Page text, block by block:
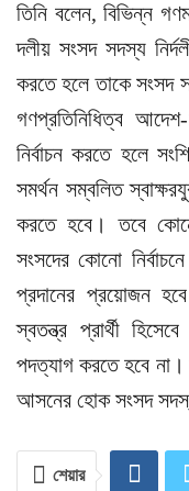
তিনি বলেন, বিভিন্ন
দলীয় সংসদ সদস্য
করতে হলে তাকে সংসদ
গণপ্রতিনিধিত্ব
নির্বাচন করতে হলে
সমর্থন সম্বলিত
করতে হবে। তবে
সংসদের কোনো
প্রদানের প্রয়োজন
স্বতন্ত্র প্রার্থী
পদত্যাগ করতে হবে না।
আসনের হোক সংসদ সদস্য
শেয়ার